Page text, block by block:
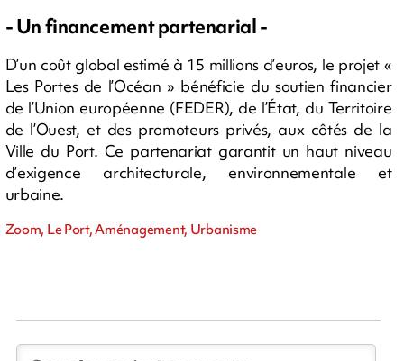
- Un financement partenarial -
D’un coût global estimé à 15 millions d’euros, le projet «
Les Portes de l’Océan » bénéficie du soutien financier
de l’Union européenne (FEDER), de l’État, du Territoire
de l’Ouest, et des promoteurs privés, aux côtés de la
Ville du Port. Ce partenariat garantit un haut niveau
d’exigence architecturale, environnementale et
urbaine.
Zoom, Le Port, Aménagement, Urbanisme